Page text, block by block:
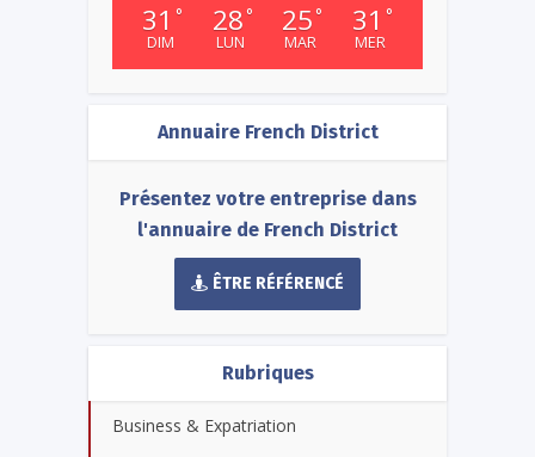
31 °
DIM
28 °
LUN
25 °
MAR
31 °
MER
Annuaire French District
Présentez votre entreprise dans
l'annuaire de French District
ÊTRE RÉFÉRENCÉ
Rubriques
Business & Expatriation